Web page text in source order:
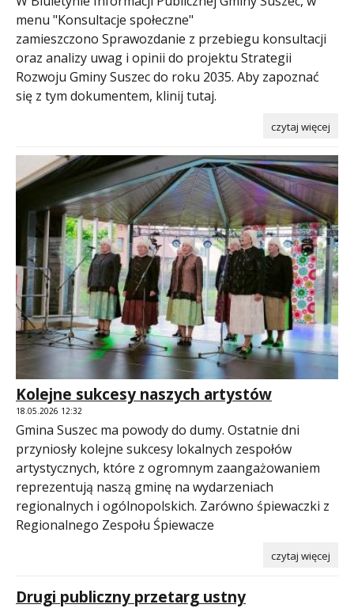
menu "Konsultacje społeczne"
zamieszczono Sprawozdanie z przebiegu konsultacji
oraz analizy uwag i opinii do projektu Strategii
Rozwoju Gminy Suszec do roku 2035. Aby zapoznać
się z tym dokumentem, klinij tutaj.
czytaj więcej
Kolejne sukcesy naszych artystów
18.05.2026 12:32
Gmina Suszec ma powody do dumy. Ostatnie dni
przyniosły kolejne sukcesy lokalnych zespołów
artystycznych, które z ogromnym zaangażowaniem
reprezentują naszą gminę na wydarzeniach
regionalnych i ogólnopolskich. Zarówno śpiewaczki z
Regionalnego Zespołu Śpiewacze
czytaj więcej
Drugi publiczny przetarg ustny